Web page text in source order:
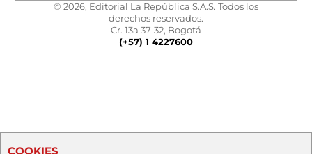
© 2026, Editorial La República S.A.S. Todos los
derechos reservados.
Cr. 13a 37-32, Bogotá
(+57) 1 4227600
COOKIES